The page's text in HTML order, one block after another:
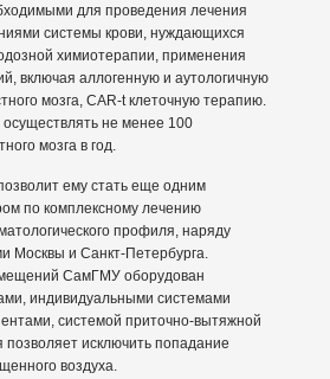
для проведения лечения
системы крови, нуждающихся
химиотерапии, применения
включая аллогенную и аутологичную
мозга, CAR-t клеточную терапию.
осуществлять не менее 100
мозга в год.
ему стать еще одним
по комплексному лечению
профиля, наряду
Москвы и Санкт-Петербурга.
СамГМУ оборудован
индивидуальными системами
системой приточно-вытяжной
позволяет исключить попадание
воздуха.